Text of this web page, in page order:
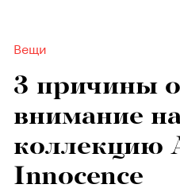
Вещи
3 причины
внимание
коллекцию
Innocence